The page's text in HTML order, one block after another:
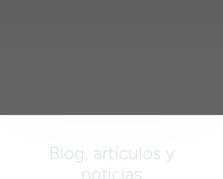
Blog, artículos y
noticias